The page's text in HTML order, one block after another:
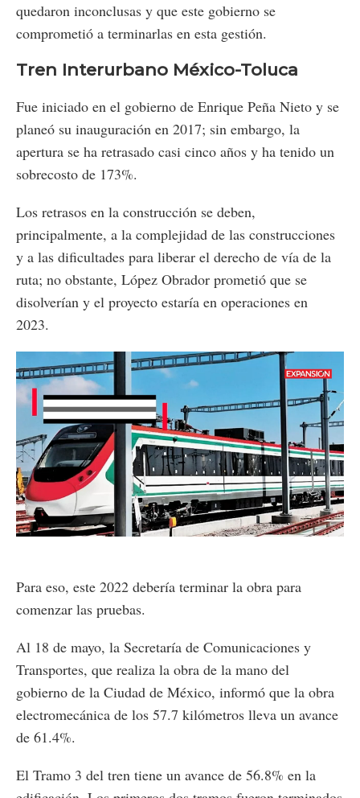
quedaron inconclusas y que este gobierno se
comprometió a terminarlas en esta gestión.
Tren Interurbano México-Toluca
Fue iniciado en el gobierno de Enrique Peña Nieto y se
planeó su inauguración en 2017; sin embargo, la
apertura se ha retrasado casi cinco años y ha tenido un
sobrecosto de 173%.
Los retrasos en la construcción se deben,
principalmente, a la complejidad de las construcciones
y a las dificultades para liberar el derecho de vía de la
ruta; no obstante, López Obrador prometió que se
disolverían y el proyecto estaría en operaciones en
2023.
Unmute Loaded:
57.77%
Para eso, este 2022 debería terminar la obra para
comenzar las pruebas.
Al 18 de mayo, la Secretaría de Comunicaciones y
Transportes, que realiza la obra de la mano del
gobierno de la Ciudad de México, informó que la obra
electromecánica de los 57.7 kilómetros lleva un avance
de 61.4%.
El Tramo 3 del tren tiene un avance de 56.8% en la